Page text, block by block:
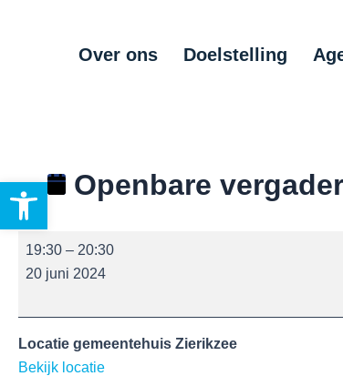
Toolbar openen
Over ons Doelstelling
Openbare
Adviesraad
19:30 – 20:30
20 juni 2024
Locatie gemeentehuis Zierikzee
Bekijk locatie